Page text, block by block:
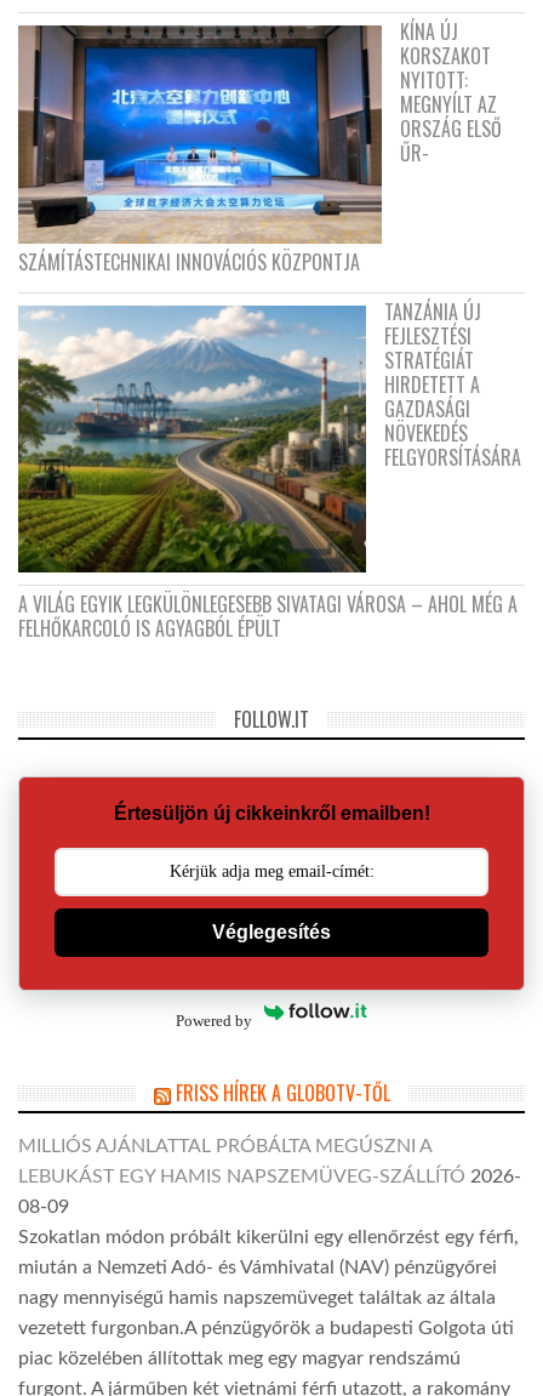
KÍNA ÚJ
KORSZAKOT
NYITOTT:
MEGNYÍLT AZ
ORSZÁG ELSŐ
ŰR-
SZÁMÍTÁSTECHNIKAI INNOVÁCIÓS KÖZPONTJA
TANZÁNIA ÚJ
FEJLESZTÉSI
STRATÉGIÁT
HIRDETETT A
GAZDASÁGI
NÖVEKEDÉS
FELGYORSÍTÁSÁRA
A VILÁG EGYIK LEGKÜLÖNLEGESEBB SIVATAGI VÁROSA – AHOL MÉG A
FELHŐKARCOLÓ IS AGYAGBÓL ÉPÜLT
FOLLOW.IT
Értesüljön új cikkeinkről emailben!
Véglegesítés
Powered by
FRISS HÍREK A GLOBOTV-TŐL
MILLIÓS AJÁNLATTAL PRÓBÁLTA MEGÚSZNI A
LEBUKÁST EGY HAMIS NAPSZEMÜVEG-SZÁLLÍTÓ 2026-
08-09
Szokatlan módon próbált kikerülni egy ellenőrzést egy férfi,
miután a Nemzeti Adó- és Vámhivatal (NAV) pénzügyőrei
nagy mennyiségű hamis napszemüveget találtak az általa
vezetett furgonban.A pénzügyőrök a budapesti Golgota úti
piac közelében állítottak meg egy magyar rendszámú
furgont. A járműben két vietnámi férfi utazott, a rakomány